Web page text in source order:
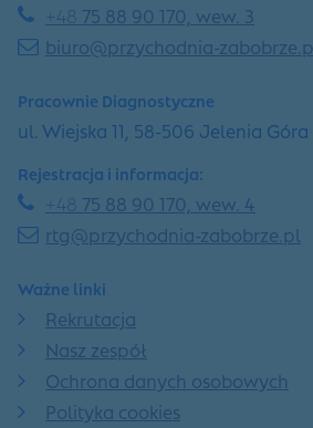
+48 75 88 90 170, wew. 3
biuro@przychodnia-zabobrze.pl
Pracownie Diagnostyczne
ul. Wiejska 11, 58-506 Jelenia Góra
Rejestracja i informacja:
+48 75 88 90 170, wew. 4
rtg@przychodnia-zabobrze.pl
Ważne linki
Rekrutacja
Nasz zespół
Ochrona danych osobowych
Polityka cookies